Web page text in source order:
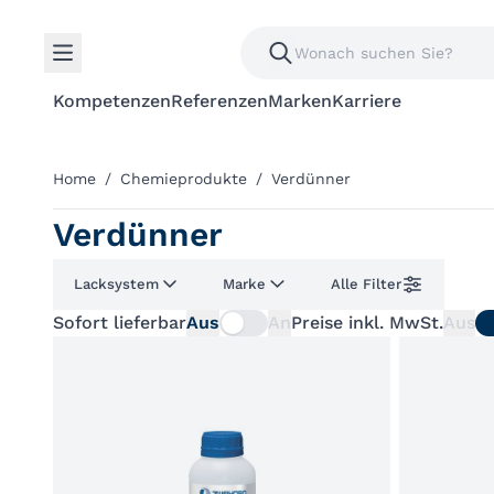
KompetenzenReferenzenMarkenKarriere
Home / Chemieprodukte / Verdünner
Verdünner
Lacksystem Marke Alle Filter
Sofort lieferbarAus AnPreise inkl. MwSt.Aus